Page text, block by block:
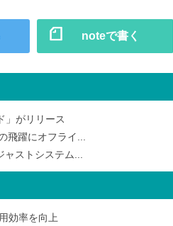
noteで書く
」がリリース
飛躍にオフライ...
ャストシステム...
効率を向上